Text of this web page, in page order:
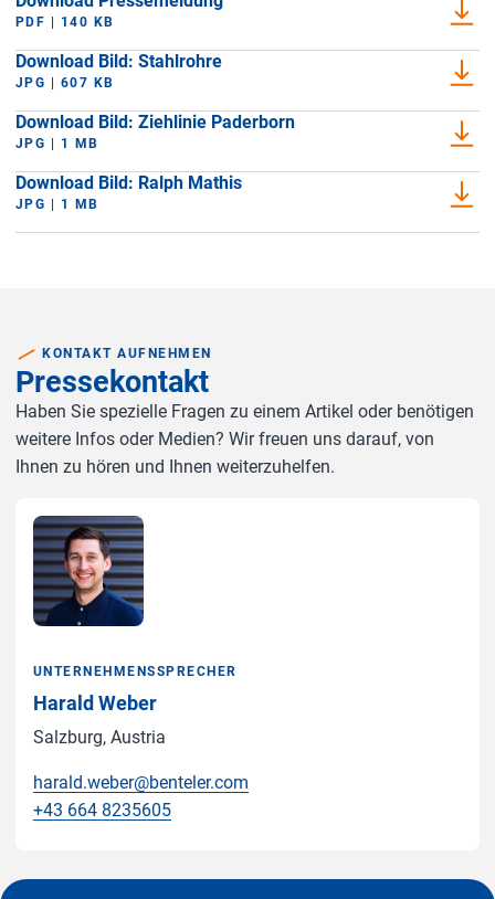
PDF | 140 KB
Download Bild: Stahlrohre
JPG | 607 KB
Download Bild: Ziehlinie Paderborn
JPG | 1 MB
Download Bild: Ralph Mathis
JPG | 1 MB
KONTAKT AUFNEHMEN
Pressekontakt
Haben Sie spezielle Fragen zu einem Artikel oder benötigen
weitere Infos oder Medien? Wir freuen uns darauf, von
Ihnen zu hören und Ihnen weiterzuhelfen.
UNTERNEHMENSSPRECHER
Harald Weber
Salzburg, Austria
harald.weber@benteler.com
+43 664 8235605